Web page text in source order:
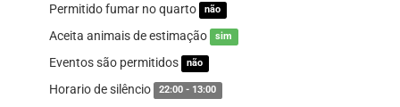
Permitido fumar no quarto não
Aceita animais de estimação sim
Eventos são permitidos não
Horario de silêncio 22:00 - 13:00